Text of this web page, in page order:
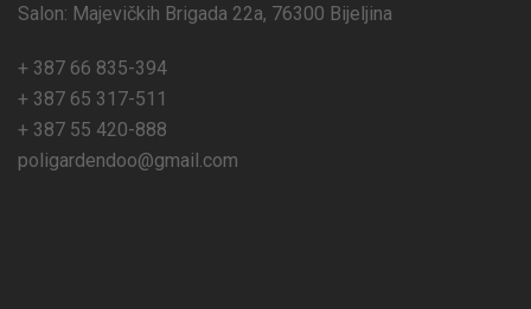
Salon: Majevičkih Brigada 22a, 76300 Bijeljina
+ 387 66 835-394
+ 387 65 317-511
+ 387 55 420-888
poligardendoo@gmail.com